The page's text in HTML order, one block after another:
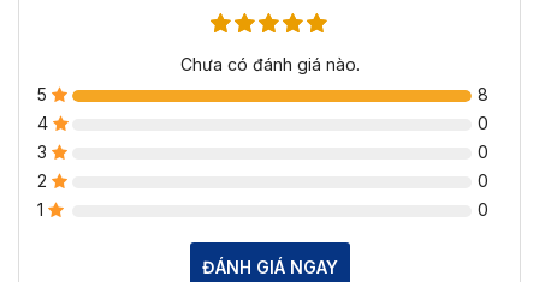
Chưa có đánh giá nào.
5
8
4
0
3
0
2
0
1
0
ĐÁNH GIÁ NGAY